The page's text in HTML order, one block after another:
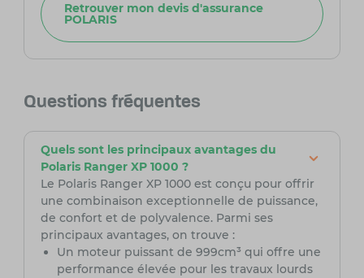
Retrouver mon devis d'assurance
POLARIS
Questions fréquentes
Quels sont les principaux avantages du
Polaris Ranger XP 1000 ?
Le Polaris Ranger XP 1000 est conçu pour offrir
une combinaison exceptionnelle de puissance,
de confort et de polyvalence. Parmi ses
principaux avantages, on trouve :
Un moteur puissant de 999cm³ qui offre une
performance élevée pour les travaux lourds